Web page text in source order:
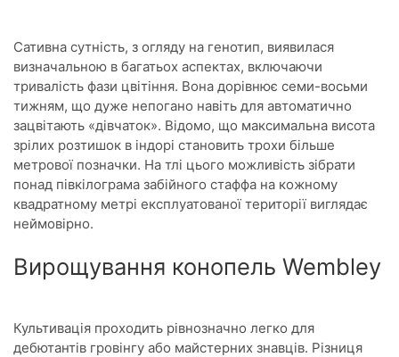
Сативна сутність, з огляду на генотип, виявилася
визначальною в багатьох аспектах, включаючи
тривалість фази цвітіння. Вона дорівнює семи-восьми
тижням, що дуже непогано навіть для автоматично
зацвітають «дівчаток». Відомо, що максимальна висота
зрілих розтишок в індорі становить трохи більше
метрової позначки. На тлі цього можливість зібрати
понад півкілограма забійного стаффа на кожному
квадратному метрі експлуатованої території виглядає
неймовірно.
Вирощування конопель Wembley
Культивація проходить рівнозначно легко для
дебютантів гровінгу або майстерних знавців. Різниця